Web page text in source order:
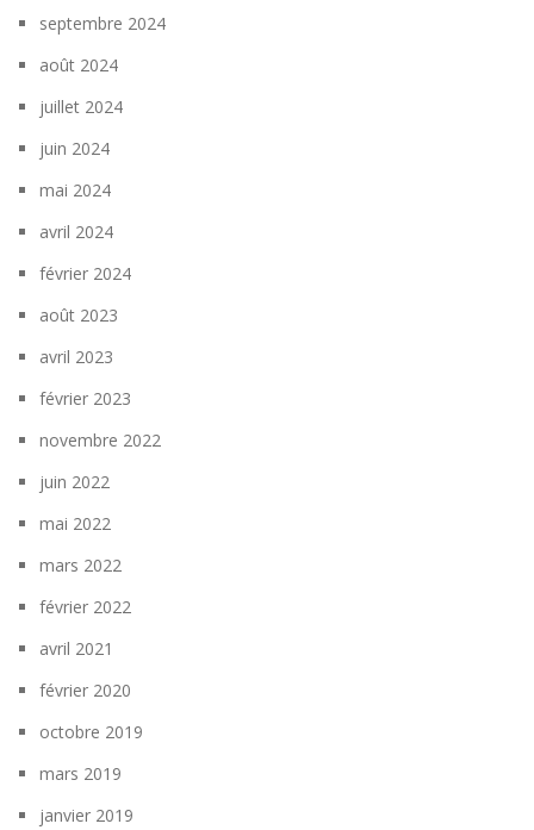
septembre 2024
août 2024
juillet 2024
juin 2024
mai 2024
avril 2024
février 2024
août 2023
avril 2023
février 2023
novembre 2022
juin 2022
mai 2022
mars 2022
février 2022
avril 2021
février 2020
octobre 2019
mars 2019
janvier 2019